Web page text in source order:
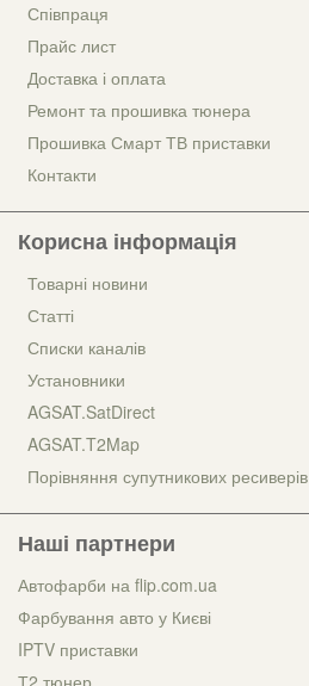
Співпраця
Прайс лист
Доставка і оплата
Ремонт та прошивка тюнера
Прошивка Смарт ТВ приставки
Контакти
Корисна інформація
Товарні новини
Статті
Списки каналів
Установники
AGSAT.SatDirect
AGSAT.T2Map
Порівняння супутникових ресиверів
Наші партнери
Автофарби на flip.com.ua
Фарбування авто у Києві
IPTV приставки